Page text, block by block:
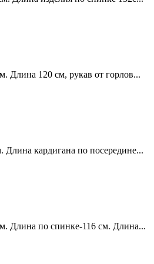
Длина 120 см, рукав от горлов...
Длина кардигана по посередине...
Длина по спинке-116 см. Длина...